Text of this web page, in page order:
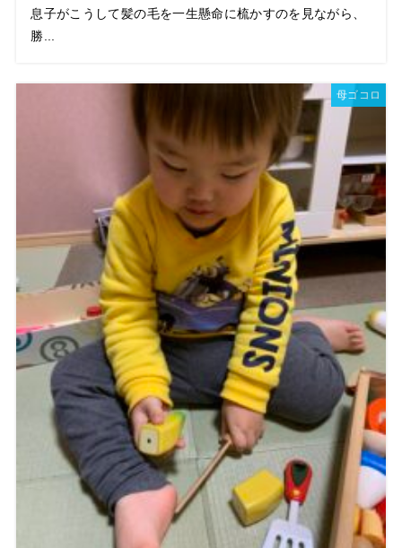
息子がこうして髪の毛を一生懸命に梳かすのを見ながら、
勝...
母ゴコロ